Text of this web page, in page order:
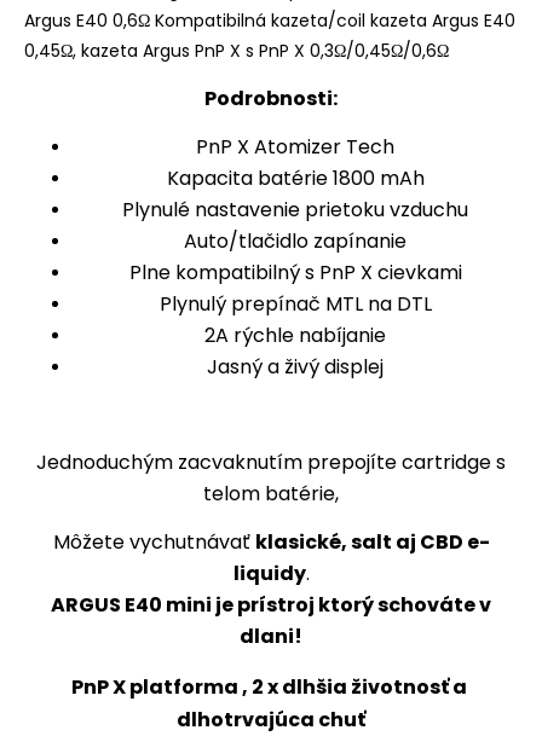
Podrobnosti:
PnP X Atomizer Tech
Kapacita batérie 1800 mAh
Plynulé nastavenie prietoku vzduchu
Auto/tlačidlo zapínanie
Plne kompatibilný s PnP X cievkami
Plynulý prepínač MTL na DTL
2A rýchle nabíjanie
Jasný a živý displej
Jednoduchým zacvaknutím prepojíte cartridge s
telom batérie,
Môžete vychutnávať klasické, salt aj CBD e-
liquidy.
ARGUS E40 mini je prístroj ktorý schováte v
dlani!
PnP X platforma , 2 x dlhšia životnosť a
dlhotrvajúca chuť